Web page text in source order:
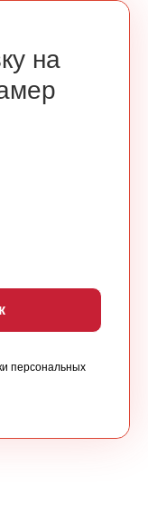
на
персональных